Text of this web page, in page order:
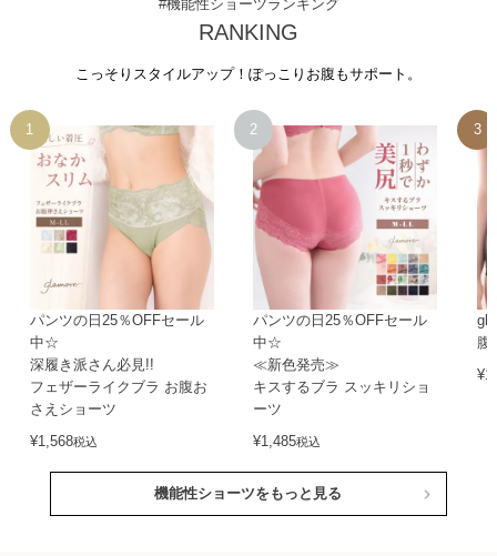
#機能性ショーツランキング
RANKING
こっそりスタイルアップ！ぽっこりお腹もサポート。
パンツの日25％OFFセール
中☆
深履き派さん必見!!
フェザーライクブラ お腹お
さえショーツ
¥1,568税込
パンツの日25％OFFセール
中☆
≪新色発売≫
キスするブラ スッキリショ
ーツ
¥1,485税込
腹
¥
機能性ショーツをもっと見る